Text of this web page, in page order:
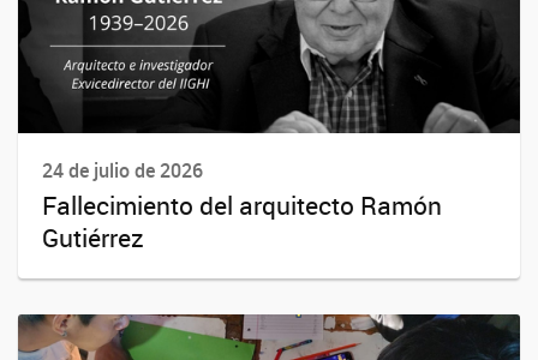
24 de julio de 2026
Fallecimiento del arquitecto Ramón
Gutiérrez